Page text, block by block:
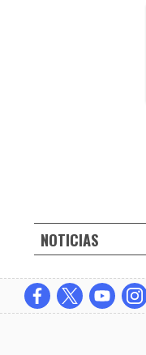
NOTICIAS